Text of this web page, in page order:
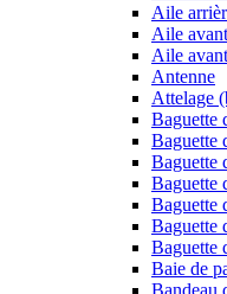
Aile
Aile
Aile
Antenne
Attelage
Baguette
Baguette
Baguette
Baguette
Baguette
Baguette
Baguette
Baie de
Bandeau